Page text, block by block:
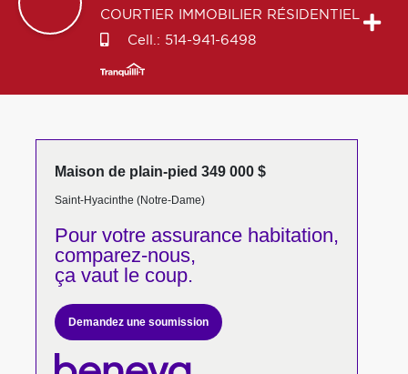
COURTIER IMMOBILIER RÉSIDENTIEL
Cell.: 514-941-6498
Maison de plain-pied 349 000 $
Saint-Hyacinthe (Notre-Dame)
Pour votreassurance habitation,
comparez-nous,
ça vaut le coup.
Demandez une soumission